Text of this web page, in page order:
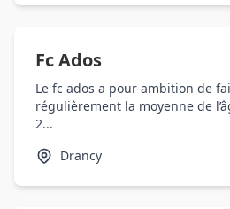
Fc Ados
Le fc ados a pour ambition de
régulièrement la moyenne de
2...
Drancy